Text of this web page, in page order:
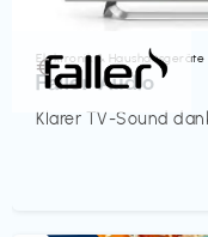
Elektronik & Haushaltsgeräte
Faller Audio
Klarer TV-Sound
€‎